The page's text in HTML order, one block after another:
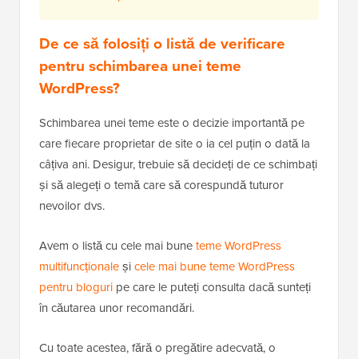
De ce să folosiți o listă de verificare
pentru schimbarea unei teme
WordPress?
Schimbarea unei teme este o decizie importantă pe
care fiecare proprietar de site o ia cel puțin o dată la
câțiva ani. Desigur, trebuie să decideți de ce schimbați
și să alegeți o temă care să corespundă tuturor
nevoilor dvs.
Avem o listă cu cele mai buneteme WordPress
multifuncționaleșicele mai bune teme WordPress
pentru bloguri pe care le puteți consulta dacă sunteți
în căutarea unor recomandări.
Cu toate acestea, fără o pregătire adecvată, o